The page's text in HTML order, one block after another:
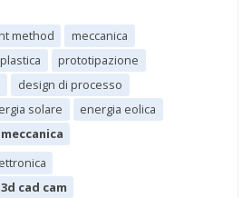
method
meccanica
plastica
prototipazione
design di processo
solare
energia eolica
cad cam